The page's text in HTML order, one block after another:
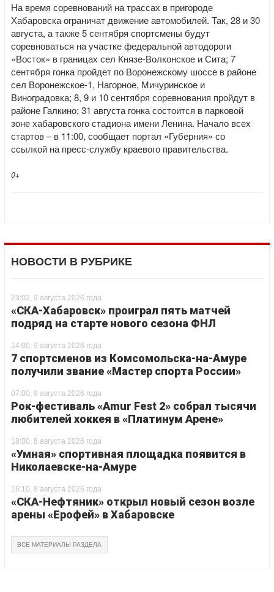
На время соревнований на трассах в пригороде
Хабаровска ограничат движение автомобилей. Так, 28 и 30
августа, а также 5 сентября спортсмены будут
соревноваться на участке федеральной автодороги
«Восток» в границах сел Князе-Волконское и Сита; 7
сентября гонка пройдет по Воронежскому шоссе в районе
сел Воронежское-1, Нагорное, Мичуринское и
Виноградовка; 8, 9 и 10 сентября соревнования пройдут в
районе Галкино; 31 августа гонка состоится в парковой
зоне хабаровского стадиона имени Ленина. Начало всех
стартов – в 11:00, сообщает портал «Губерния» со
ссылкой на пресс-службу краевого правительства.
0+
НОВОСТИ В РУБРИКЕ
23:02, 9 августа 2026 года
«СКА-Хабаровск» проиграл пять матчей
подряд на старте нового сезона ФНЛ
14:00, 9 августа 2026 года
7 спортсменов из Комсомольска-на-Амуре
получили звание «Мастер спорта России»
07:00, 9 августа 2026 года
Рок-фестиваль «Amur Fest 2» собрал тысячи
любителей хоккея в «Платинум Арене»
18:00, 8 августа 2026 года
«Умная» спортивная площадка появится в
Николаевске-на-Амуре
16:10, 8 августа 2026 года
«СКА-Нефтяник» открыл новый сезон возле
арены «Ерофей» в Хабаровске
ВСЕ МАТЕРИАЛЫ РАЗДЕЛА